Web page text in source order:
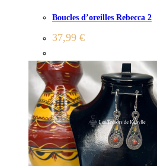
Boucles d’oreilles Rebecca 2
37,99 €